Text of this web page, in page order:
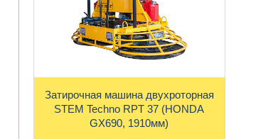
Затирочная машина двухроторная
STEM Techno RPT 37 (HONDA
GX690, 1910мм)